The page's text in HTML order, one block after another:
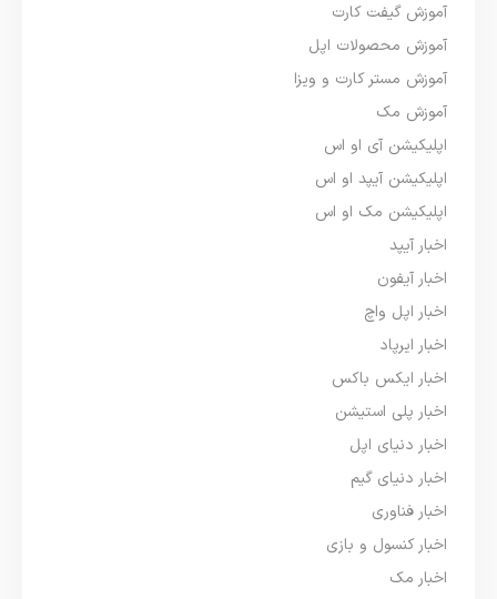
آموزش گیفت کارت
آموزش محصولات اپل
آموزش مستر کارت و ویزا
آموزش مک
اپلیکیشن آی او اس
اپلیکیشن آیپد او اس
اپلیکیشن مک او اس
اخبار آیپد
اخبار آیفون
اخبار اپل واچ
اخبار ایرپاد
اخبار ایکس باکس
اخبار پلی استیشن
اخبار دنیای اپل
اخبار دنیای گیم
اخبار فناوری
اخبار کنسول و بازی
اخبار مک